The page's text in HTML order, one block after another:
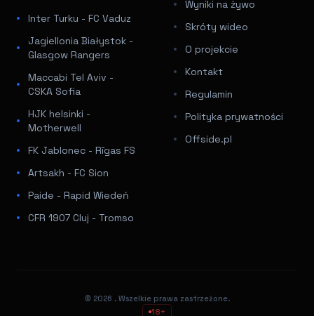
Inter Turku - FC Vaduz
Jagiellonia Białystok -
Glasgow Rangers
Maccabi Tel Aviv -
CSKA Sofia
HJK helsinki -
Motherwell
FK Jablonec - Rīgas FS
Artsakh - FC Sion
Paide - Rapid Wiedeń
CFR 1907 Cluj - Tromso
Wyniki na żywo
Skróty wideo
O projekcie
Kontakt
Regulamin
Polityka prywatności
Offside.pl
© 2026 . Wszelkie prawa zastrzeżone.
18+